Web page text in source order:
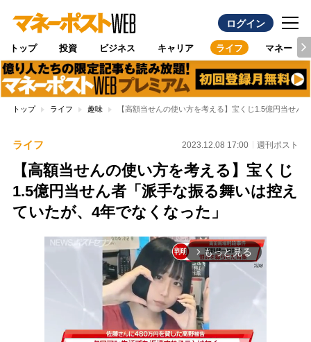
ログイン
トップ 投資 ビジネス キャリア ライフ マネー
トップ ライフ 趣味 【高額当せんの使い方を考える】宝くじ1.5億円当せ
ライフ 2023.12.08 17:00 週刊ポスト
【高額当せんの使い方を考える】宝くじ
1.5億円当せん者「派手な振る舞いは控え
ていたが、4年でなくなった」
arrow_forward_ios もっと見る